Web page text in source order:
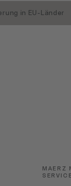
in EU-Länder
MAERZ